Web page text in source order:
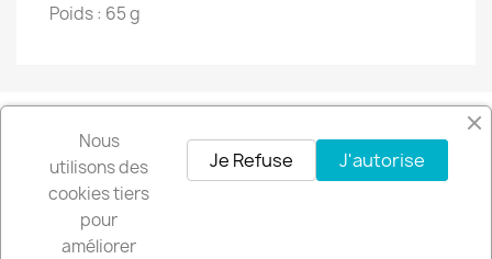
Poids : 65 g
FacebookInstagram
Recevez nos offres spéciales
Nous
utilisons des
cookies tiers
pour
améliorer
J'autorise
Je Refuse